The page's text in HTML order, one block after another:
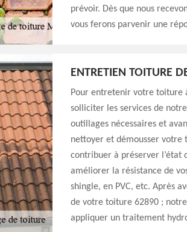
prévoir. Dès que nous
vous ferons parvenir une
ENTRETIEN TOITURE
Pour entretenir votre toiture
solliciter les services de
outillages nécessaires et
nettoyer et démousser
contribuer à préserver
améliorer la résistance de
shingle, en PVC, etc. Après
de votre toiture 62890 ;
appliquer un traitement